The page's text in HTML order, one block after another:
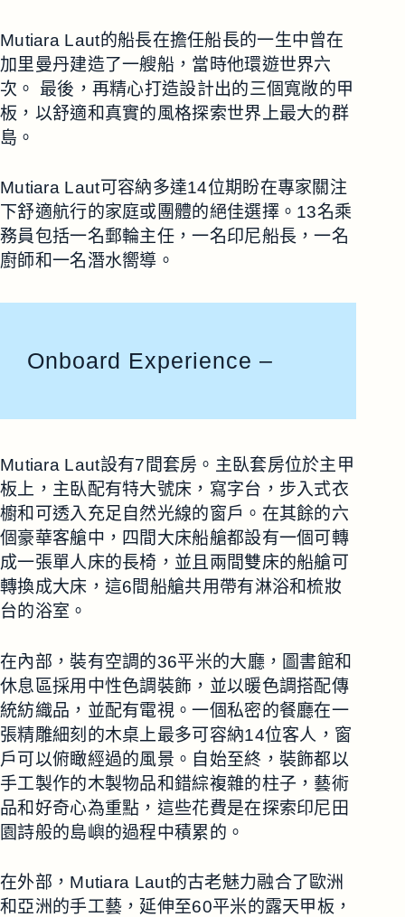
Mutiara Laut的船長在擔任船長的一生中曾在
加里曼丹建造了一艘船，當時他環遊世界六
次。 最後，再精心打造設計出的三個寬敞的甲
板，以舒適和真實的風格探索世界上最大的群
島。
Mutiara Laut可容納多達14位期盼在專家關注
下舒適航行的家庭或團體的絕佳選擇。13名乘
務員包括一名郵輪主任，一名印尼船長，一名
廚師和一名潛水嚮導。
Onboard Experience –
Mutiara Laut設有7間套房。主臥套房位於主甲
板上，主臥配有特大號床，寫字台，步入式衣
櫥和可透入充足自然光線的窗戶。在其餘的六
個豪華客艙中，四間大床船艙都設有一個可轉
成一張單人床的長椅，並且兩間雙床的船艙可
轉換成大床，這6間船艙共用帶有淋浴和梳妝
台的浴室。
在內部，裝有空調的36平米的大廳，圖書館和
休息區採用中性色調裝飾，並以暖色調搭配傳
統紡織品，並配有電視。一個私密的餐廳在一
張精雕細刻的木桌上最多可容納14位客人，窗
戶可以俯瞰經過的風景。自始至終，裝飾都以
手工製作的木製物品和錯綜複雜的柱子，藝術
品和好奇心為重點，這些花費是在探索印尼田
園詩般的島嶼的過程中積累的。
在外部，Mutiara Laut的古老魅力融合了歐洲
和亞洲的手工藝，延伸至60平米的露天甲板，